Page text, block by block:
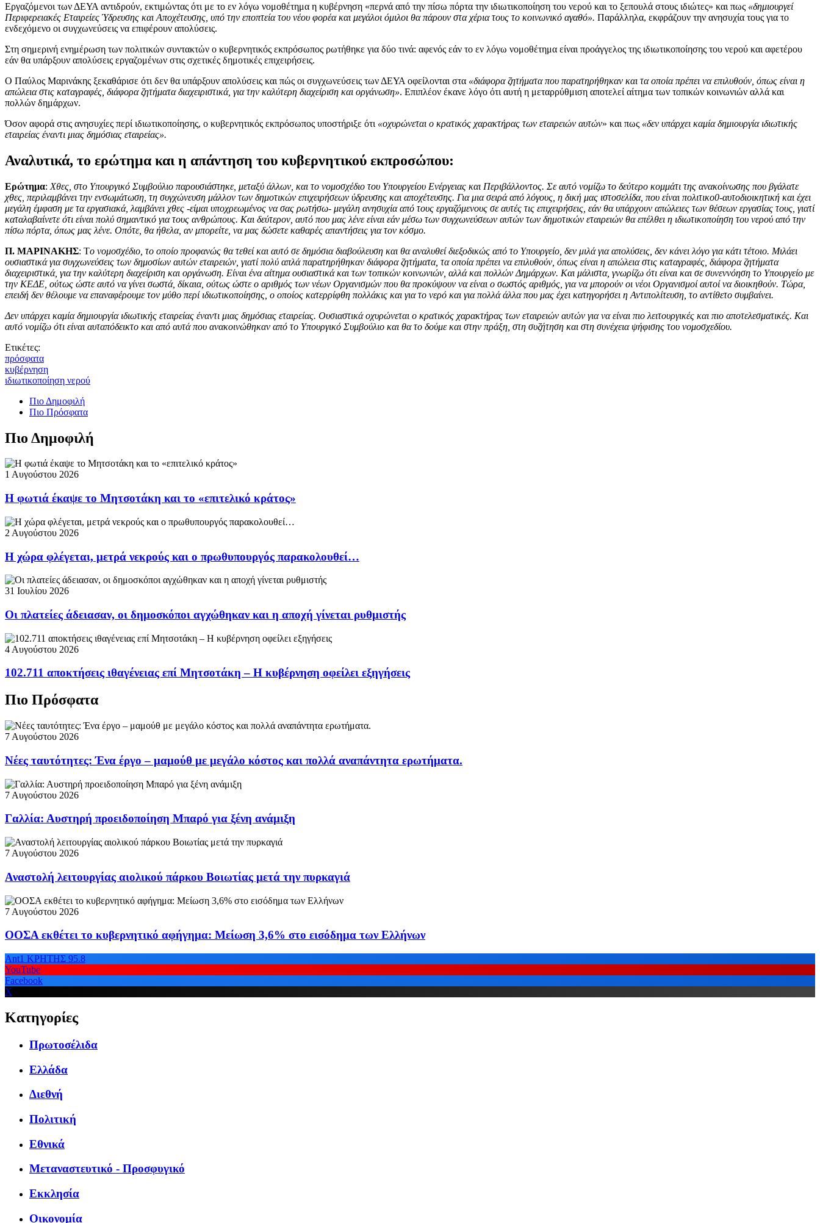
Εργαζόμενοι των ΔΕΥΑ αντιδρούν, εκτιμώντας ότι με το εν λόγω νομοθέτημα η κυβέρνηση «περνά από την πίσω πόρτα την ιδιωτικοποίηση του νερού και το ξεπουλά στους ιδιώτες» και πως «δημιουργεί
Περιφερειακές Εταιρείες Ύδρευσης και Αποχέτευσης, υπό την εποπτεία του νέου φορέα και μεγάλοι όμιλοι θα πάρουν στα χέρια τους το κοινωνικό αγαθό». Παράλληλα, εκφράζουν την ανησυχία τους για το
ενδεχόμενο οι συγχωνεύσεις να επιφέρουν απολύσεις.
Στη σημερινή ενημέρωση των πολιτικών συντακτών ο κυβερνητικός εκπρόσωπος ρωτήθηκε για δύο τινά: αφενός εάν το εν λόγω νομοθέτημα είναι προάγγελος της ιδιωτικοποίησης του νερού και αφετέρου
εάν θα υπάρξουν απολύσεις εργαζομένων στις σχετικές δημοτικές επιχειρήσεις.
Ο Παύλος Μαρινάκης ξεκαθάρισε ότι δεν θα υπάρξουν απολύσεις και πώς οι συγχωνεύσεις των ΔΕΥΑ οφείλονται στα «διάφορα ζητήματα που παρατηρήθηκαν και τα οποία πρέπει να επιλυθούν, όπως είναι η
απώλεια στις καταγραφές, διάφορα ζητήματα διαχειριστικά, για την καλύτερη διαχείριση και οργάνωση». Επιπλέον έκανε λόγο ότι αυτή η μεταρρύθμιση αποτελεί αίτημα των τοπικών κοινωνιών αλλά και
πολλών δημάρχων.
Όσον αφορά στις ανησυχίες περί ιδιωτικοποίησης, ο κυβερνητικός εκπρόσωπος υποστήριξε ότι «οχυρώνεται ο κρατικός χαρακτήρας των εταιρειών αυτών» και πως «δεν υπάρχει καμία δημιουργία ιδιωτικής
εταιρείας έναντι μιας δημόσιας εταιρείας».
Αναλυτικά, το ερώτημα και η απάντηση του κυβερνητικού εκπροσώπου:
Ερώτημα: Χθες, στο Υπουργικό Συμβούλιο παρουσιάστηκε, μεταξύ άλλων, και το νομοσχέδιο του Υπουργείου Ενέργειας και Περιβάλλοντος. Σε αυτό νομίζω το δεύτερο κομμάτι της ανακοίνωσης που βγάλατε
χθες, περιλαμβάνει την ενσωμάτωση, τη συγχώνευση μάλλον των δημοτικών επιχειρήσεων ύδρευσης και αποχέτευσης. Για μια σειρά από λόγους, η δική μας ιστοσελίδα, που είναι πολιτικο0-αυτοδιοικητική και έχει
μεγάλη έμφαση με τα εργασιακά, λαμβάνει χθες -είμαι υποχρεωμένος να σας ρωτήσω- μεγάλη ανησυχία από τους εργαζόμενους σε αυτές τις επιχειρήσεις, εάν θα υπάρχουν απώλειες των θέσεων εργασίας τους, γιατί
καταλαβαίνετε ότι είναι πολύ σημαντικό για τους ανθρώπους. Και δεύτερον, αυτό που μας λένε είναι εάν μέσω των συγχωνεύσεων αυτών των δημοτικών εταιρειών θα επέλθει η ιδιωτικοποίηση του νερού από την
πίσω πόρτα, όπως μας λένε. Οπότε, θα ήθελα, αν μπορείτε, να μας δώσετε καθαρές απαντήσεις για τον κόσμο.
Π. ΜΑΡΙΝΑΚΗΣ: Το νομοσχέδιο, το οποίο προφανώς θα τεθεί και αυτό σε δημόσια διαβούλευση και θα αναλυθεί διεξοδικώς από το Υπουργείο, δεν μιλά για απολύσεις, δεν κάνει λόγο για κάτι τέτοιο. Μιλάει
ουσιαστικά για συγχωνεύσεις των δημοσίων αυτών εταιρειών, γιατί πολύ απλά παρατηρήθηκαν διάφορα ζητήματα, τα οποία πρέπει να επιλυθούν, όπως είναι η απώλεια στις καταγραφές, διάφορα ζητήματα
διαχειριστικά, για την καλύτερη διαχείριση και οργάνωση. Είναι ένα αίτημα ουσιαστικά και των τοπικών κοινωνιών, αλλά και πολλών Δημάρχων. Και μάλιστα, γνωρίζω ότι είναι και σε συνεννόηση το Υπουργείο με
την ΚΕΔΕ, ούτως ώστε αυτό να γίνει σωστά, δίκαια, ούτως ώστε ο αριθμός των νέων Οργανισμών που θα προκύψουν να είναι ο σωστός αριθμός, για να μπορούν οι νέοι Οργανισμοί αυτοί να διοικηθούν. Τώρα,
επειδή δεν θέλουμε να επαναφέρουμε τον μύθο περί ιδιωτικοποίησης, ο οποίος κατερρίφθη πολλάκις και για το νερό και για πολλά άλλα που μας έχει κατηγορήσει η Αντιπολίτευση, το αντίθετο συμβαίνει.
Δεν υπάρχει καμία δημιουργία ιδιωτικής εταιρείας έναντι μιας δημόσιας εταιρείας. Ουσιαστικά οχυρώνεται ο κρατικός χαρακτήρας των εταιρειών αυτών για να είναι πιο λειτουργικές και πιο αποτελεσματικές. Και
αυτό νομίζω ότι είναι αυταπόδεικτο και από αυτά που ανακοινώθηκαν από το Υπουργικό Συμβούλιο και θα το δούμε και στην πράξη, στη συζήτηση και στη συνέχεια ψήφισης του νομοσχεδίου.
Ετικέτες:
πρόσφατα
κυβέρνηση
ιδιωτικοποίηση νερού
Πιο Δημοφιλή
Πιο Πρόσφατα
Πιο Δημοφιλή
1 Αυγούστου 2026
Η φωτιά έκαψε το Μητσοτάκη και το «επιτελικό κράτος»
2 Αυγούστου 2026
Η χώρα φλέγεται, μετρά νεκρούς και ο πρωθυπουργός παρακολουθεί…
31 Ιουλίου 2026
Οι πλατείες άδειασαν, οι δημοσκόποι αγχώθηκαν και η αποχή γίνεται ρυθμιστής
4 Αυγούστου 2026
102.711 αποκτήσεις ιθαγένειας επί Μητσοτάκη – Η κυβέρνηση οφείλει εξηγήσεις
Πιο Πρόσφατα
7 Αυγούστου 2026
Νέες ταυτότητες: Ένα έργο – μαμούθ με μεγάλο κόστος και πολλά αναπάντητα ερωτήματα.
7 Αυγούστου 2026
Γαλλία: Αυστηρή προειδοποίηση Μπαρό για ξένη ανάμιξη
7 Αυγούστου 2026
Αναστολή λειτουργίας αιολικού πάρκου Βοιωτίας μετά την πυρκαγιά
7 Αυγούστου 2026
ΟΟΣΑ εκθέτει το κυβερνητικό αφήγημα: Μείωση 3,6% στο εισόδημα των Ελλήνων
Ant1 ΚΡΗΤΗΣ 95.8
YouTube
Facebook
X
Κατηγορίες
Πρωτοσέλιδα
Ελλάδα
Διεθνή
Πολιτική
Εθνικά
Μεταναστευτικό - Προσφυγικό
Εκκλησία
Οικονομία